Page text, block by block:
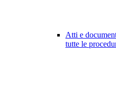
Atti e
tutte le